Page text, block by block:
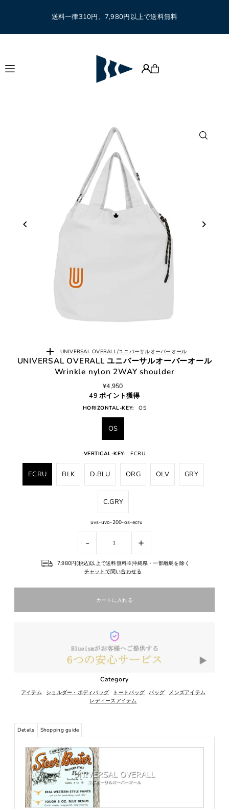
Translation missing: ja.accessibility.skip_to_text
送料一律310円。7,980円以上で送料無料
UNIVERSAL OVERALL/ユニバーサルオーバーオール
UNIVERSAL OVERALL ユニバーサルオーバーオール
Wrinkle nylon 2WAY shoulder
¥4,950
49 ポイント獲得
HORIZONTAL-KEY: OS
OS
VERTICAL-KEY: ECRU
ECRU BLK D.BLU ORG OLV GRY
C.GRY
uvs-uvo-200-os-ecru
- +
7,980円(税込)以上で送料無料※沖縄県・一部離島を除く
チャットで問い合わせる
Category
アイテム ショルダー・ボディバッグ トートバッグ バッグ
メンズアイテム
レディースアイテム
Details Shopping guide